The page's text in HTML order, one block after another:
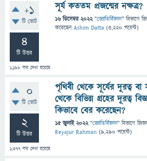
+1
টি ভোট
4
টি উত্তর
1,198 বার দেখা হয়েছে
সূর্য কততম প্রজন্মের নক্ষত্র?
16 ডিসেম্বর 2022 "জ্যোতির্বিজ্ঞান" বিভাগে
করেছেনAshim Datta (3,220 পয়েন্ট)
0
টি ভোট
2
টি উত্তর
1,377 বার দেখা হয়েছে
পৃথিবী থেকে সূর্যের দূরত্ব বা
থেকে বিভিন্ন গ্রহের দূরত্ব
কিভাবে বের করেছেন?
15 জুলাই 2022 "জ্যোতির্বিজ্ঞান" বিভাগে
Reyajur Rahman (9,290 পয়েন্ট)